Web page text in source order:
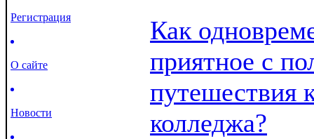
Регистрация
О сайте
Новости
Как
приятное с
путешествия
колледжа?